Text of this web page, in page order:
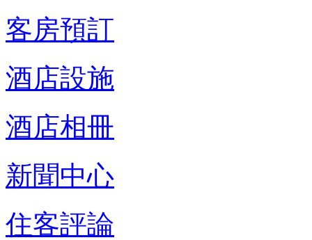
客房預訂
酒店設施
酒店相冊
新聞中心
住客評論